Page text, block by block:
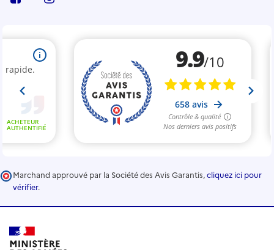
Marchand approuvé par la Société des Avis Garantis,cliquez ici pour
vérifier.